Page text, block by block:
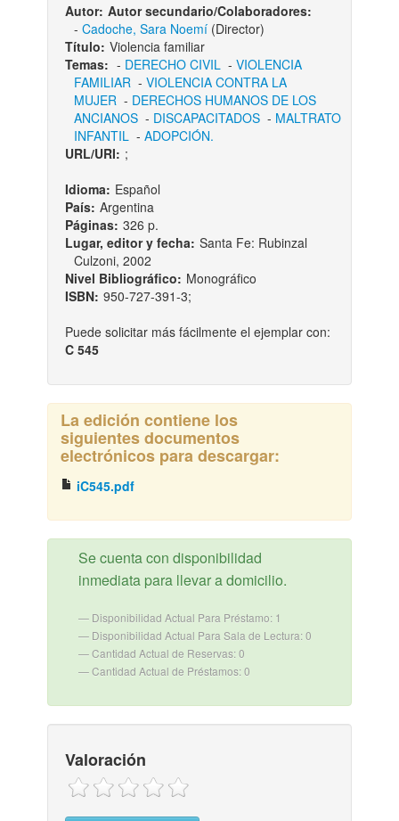
Autor: Autor secundario/Colaboradores:
- Cadoche, Sara Noemí(Director)
Título: Violencia familiar
Temas: - DERECHO CIVIL - VIOLENCIA
FAMILIAR - VIOLENCIA CONTRA LA
MUJER - DERECHOS HUMANOS DE LOS
ANCIANOS- DISCAPACITADOS- MALTRATO
INFANTIL - ADOPCIÓN.
URL/URI: ;
Idioma: Español
País: Argentina
Páginas: 326 p.
Lugar, editor y fecha: Santa Fe: Rubinzal
Culzoni, 2002
Nivel Bibliográfico: Monográfico
ISBN: 950-727-391-3;
Puede solicitar más fácilmente el ejemplar con:
C 545
La edición contiene los
siguientes documentos
electrónicos para descargar:
iC545.pdf
Se cuenta con disponibilidad
inmediata para llevar a domicilio.
Disponibilidad Actual Para Préstamo: 1
Disponibilidad Actual Para Sala de Lectura: 0
Cantidad Actual de Reservas: 0
Cantidad Actual de Préstamos: 0
Valoración